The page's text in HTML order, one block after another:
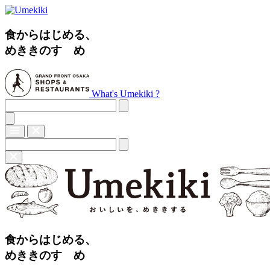
食からはじめる、
めききのすゝめ
What's Umekiki ?
食からはじめる、
めききのすゝめ